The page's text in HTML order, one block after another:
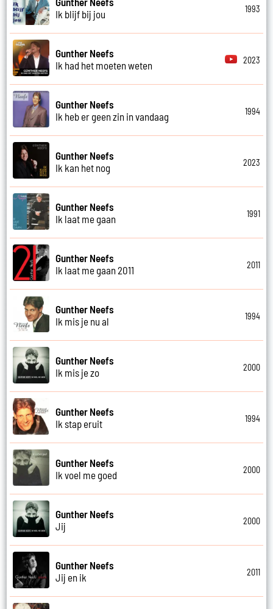
Ik blijf bij jou
1993
Gunther Neefs
Ik had het moeten weten
2023
Gunther Neefs
Ik heb er geen zin in vandaag
1994
Gunther Neefs
Ik kan het nog
2023
Gunther Neefs
Ik laat me gaan
1991
Gunther Neefs
Ik laat me gaan 2011
2011
Gunther Neefs
Ik mis je nu al
1994
Gunther Neefs
Ik mis je zo
2000
Gunther Neefs
Ik stap eruit
1994
Gunther Neefs
Ik voel me goed
2000
Gunther Neefs
Jij
2000
Gunther Neefs
Jij en ik
2011